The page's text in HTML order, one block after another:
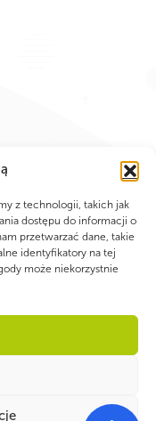
z technologii, takich jak
dostępu do informacji o
przetwarzać dane, takie
identyfikatory na tej
może niekorzystnie